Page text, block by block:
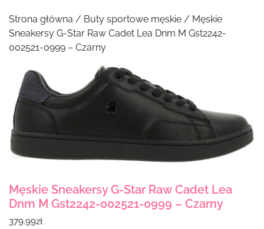
Strona główna / Buty sportowe męskie / Męskie
Sneakersy G-Star Raw Cadet Lea Dnm M Gst2242-
002521-0999 – Czarny
Męskie Sneakersy G-Star Raw Cadet Lea
Dnm M Gst2242-002521-0999 – Czarny
379.99zł